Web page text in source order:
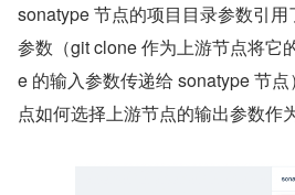
sonatype 节点的项目目录参数引
参数（git clone 作为上游节点将它
e 的输入参数传递给 sonatype 节
点如何选择上游节点的输出参数作